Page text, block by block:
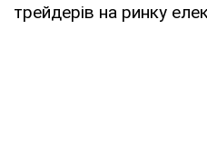
трейдерів на ринку